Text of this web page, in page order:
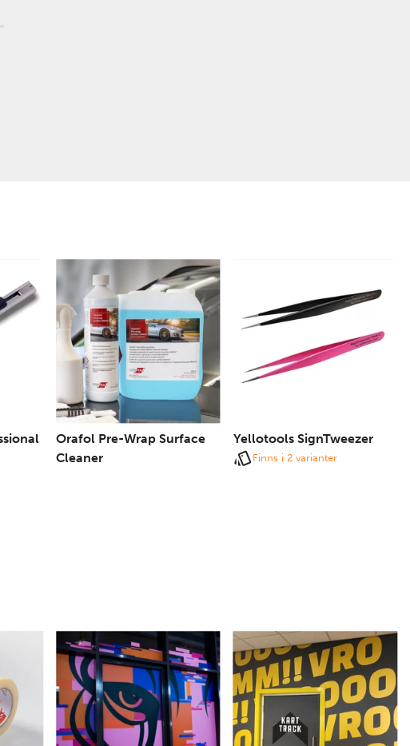
Orafol Pre-Wrap Surface
Cleaner
Yellotools SignTweezer
Finns i 2 varianter